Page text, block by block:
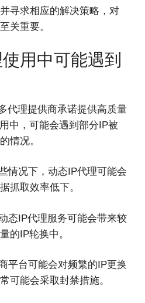
寻求相应的解决策略，对
关重要。
用中可能遇到
代理提供商承诺提供高质量
中，可能会遇到部分IP被
情况。
情况下，动态IP代理可能会
抓取效率低下。
态IP代理服务可能会带来较
的IP轮换中。
平台可能会对频繁的IP更换
可能会采取封禁措施。